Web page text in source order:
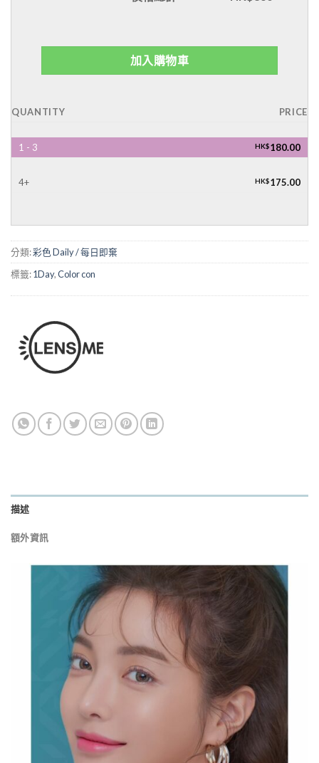
加入購物車
QUANTITY PRICE
1 - 3 HK$180.00
4+ HK$175.00
分類:彩色 Daily / 每日即棄
標籤:1Day,Color con
描述
額外資訊